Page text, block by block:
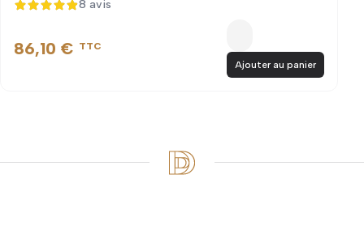
4,9 sur 5
8 avis
86,10 € TTC
Ajouter au panier